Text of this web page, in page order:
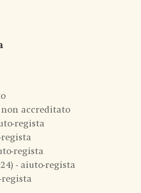
non accreditato
regista
regista
regista
- aiuto-regista
regista